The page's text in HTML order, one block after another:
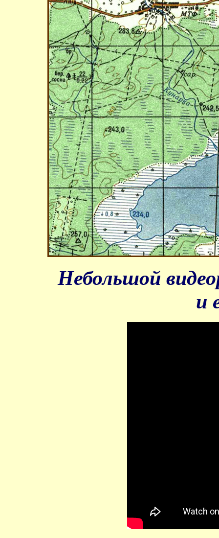
Небольшой
и